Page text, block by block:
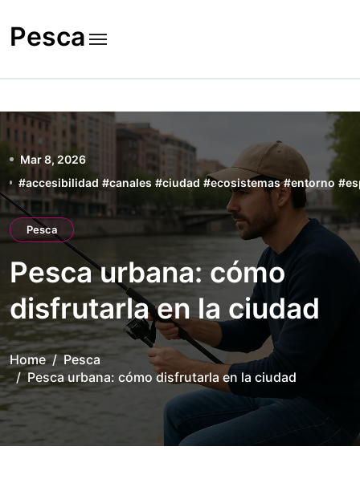
to
content
Pesca
Mar 8, 2026
#accesibilidad #canales #ciudad #ecosistemas #entorno #
Pesca
Pesca urbana: cómo
disfrutarla en la ciudad
Home
Pesca
Pesca urbana: cómo disfrutarla en la ciudad